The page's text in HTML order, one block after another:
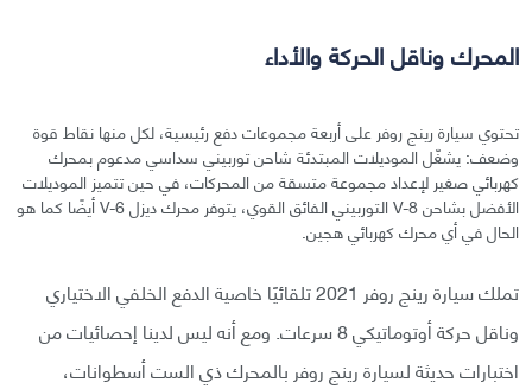
المحرك وناقل الحركة والأداء
تحتوي سيارة رينج روفر على أربعة مجموعات دفع رئيسية، لكل منها نقاط قوة
وضعف: يشغّل الموديلات المبتدئة شاحن توربيني سداسي مدعوم بمحرك
كهربائي صغير لإعداد مجموعة متسقة من المحركات، في حين تتميز الموديلات
الأفضل بشاحن V-8 التوربيني الفائق القوي، يتوفر محرك ديزل V-6 أيضًا كما هو
الحال في أي محرك كهربائي هجين.
تملك سيارة رينج روفر 2021 تلقائيًا خاصية الدفع الخلفي الاختياري
وناقل حركة أوتوماتيكي 8 سرعات. ومع أنه ليس لدينا إحصائيات من
اختبارات حديثة لسيارة رينج روفر بالمحرك ذي الست أسطوانات،